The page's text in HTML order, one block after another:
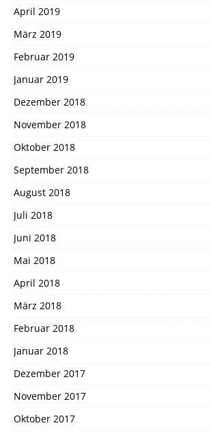
April 2019
März 2019
Februar 2019
Januar 2019
Dezember 2018
November 2018
Oktober 2018
September 2018
August 2018
Juli 2018
Juni 2018
Mai 2018
April 2018
März 2018
Februar 2018
Januar 2018
Dezember 2017
November 2017
Oktober 2017